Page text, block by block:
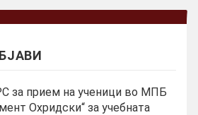
за прием на ученици во МПБ
Охридски“ за учебната